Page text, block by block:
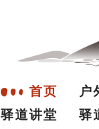
首页 户
驿道讲堂
驿